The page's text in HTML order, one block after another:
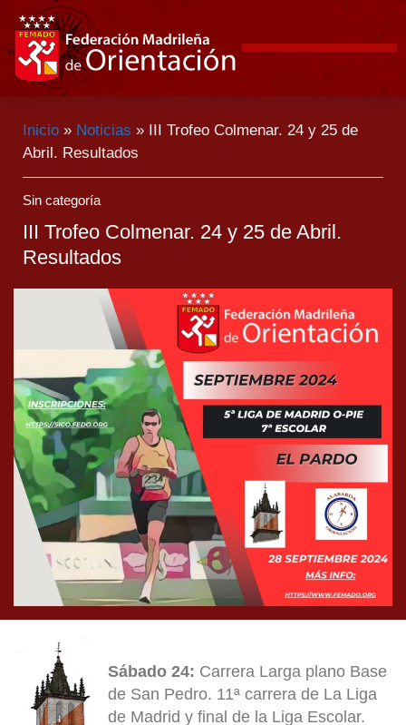
Inicio » Noticias » III Trofeo Colmenar. 24 y 25 de
Abril. Resultados
Sin categoría
III Trofeo Colmenar. 24 y 25 de Abril.
Resultados
Sábado 24: Carrera Larga plano Base
de San Pedro. 11ª carrera de La Liga
de Madrid y final de la Liga Escolar.